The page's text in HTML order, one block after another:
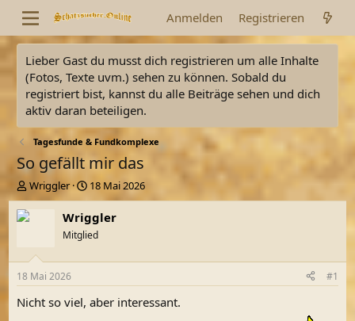
Anmelden Registrieren
Lieber Gast du musst dich registrieren um alle Inhalte
(Fotos, Texte uvm.) sehen zu können. Sobald du
registriert bist, kannst du alle Beiträge sehen und dich
aktiv daran beteiligen.
Tagesfunde & Fundkomplexe
So gefällt mir das
E
r
s
l
e
r
Wriggler
E
r
s
t
e
t
a
18 Mai 2026
Wriggler
Mitglied
18 Mai 2026 #1
Nicht so viel, aber interessant.